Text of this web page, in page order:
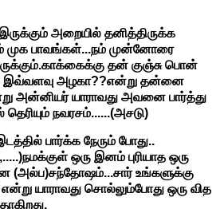
அறையில் தனித்திருக்க
முக பாவங்கள்...நம் முன்னோரை
தன் குஞ்சு பொன்
இவ்வளவு அழகா??என்று தன்னை
அன்னியர் யாராவது அவனை பார்த்து
நவரசம்......(அசடு)
பார்க்க நேரும் போது..
ஒரு இனம் புரியாத ஒரு
(அல்ப)சந்தோஷம்...சார் உங்களுக்கு
யாராவது சொல்லும்போது ஒரு வித